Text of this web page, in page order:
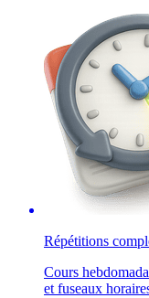
Répétitions
Cours
et fuseaux